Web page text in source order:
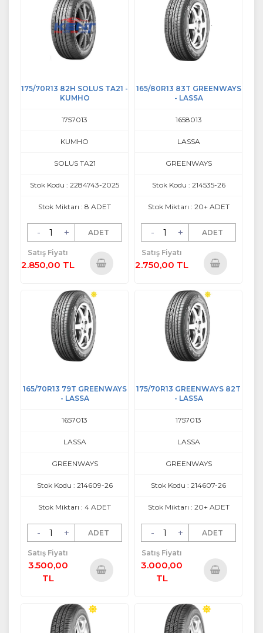
175/70R13 82H SOLUS TA21 -
KUMHO
1757013
KUMHO
SOLUS TA21
Stok Kodu : 2284743-2025
Stok Miktarı : 8 ADET
- + ADET
Satış Fiyatı
2.850,00 TL
Ekle
165/80R13 83T GREENWAYS
- LASSA
1658013
LASSA
GREENWAYS
Stok Kodu : 214535-26
Stok Miktarı : 20+ ADET
- + ADET
Satış Fiyatı
2.750,00 TL
Ekle
165/70R13 79T GREENWAYS
- LASSA
1657013
LASSA
GREENWAYS
Stok Kodu : 214609-26
Stok Miktarı : 4 ADET
- + ADET
Satış Fiyatı
3.500,00
TL
175/70R13 GREENWAYS 82T
- LASSA
1757013
LASSA
GREENWAYS
Stok Kodu : 214607-26
Stok Miktarı : 20+ ADET
- + ADET
Satış Fiyatı
3.000,00
TL